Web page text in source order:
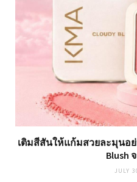
เติมสีสันให้แก้มสวยละมุนอย่
Blush
JULY